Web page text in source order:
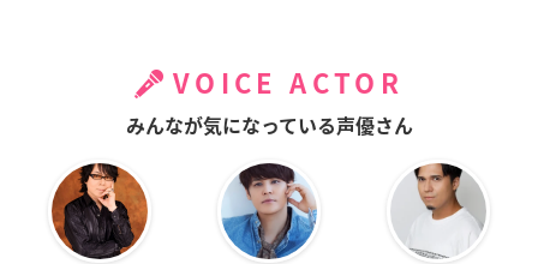
VOICE ACTOR
みんなが気になっている声優さん